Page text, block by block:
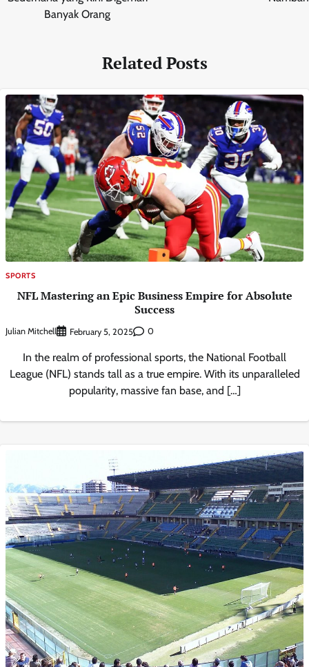
Banyak Orang
Related Posts
SPORTS
NFL Mastering an Epic Business Empire for Absolute
Success
Julian Mitchell February 5, 2025 0
In the realm of professional sports, the National Football
League (NFL) stands tall as a true empire. With its unparalleled
popularity, massive fan base, and […]